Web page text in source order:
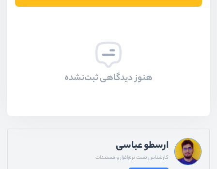
هنوز دیدگاهی ثبت‌نشده
ارسطو عباسی
کارشناس تست نرم‌افزار و مستندات